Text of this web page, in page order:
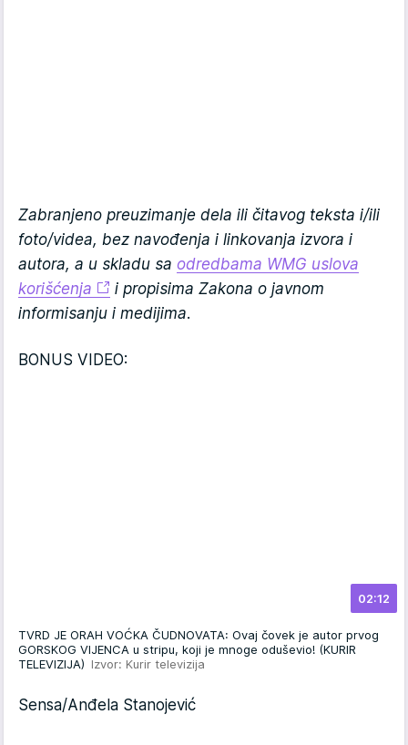
Zabranjeno preuzimanje dela ili čitavog teksta i/ili
foto/videa, bez navođenja i linkovanja izvora i
autora, a u skladu sa odredbama WMG uslova
korišćenja
i propisima Zakona o javnom
informisanju i medijima.
BONUS VIDEO:
02:12
TVRD JE ORAH VOĆKA ČUDNOVATA: Ovaj čovek je autor prvog
GORSKOG VIJENCA u stripu, koji je mnoge oduševio! (KURIR
TELEVIZIJA) Izvor: Kurir televizija
Sensa/Anđela Stanojević